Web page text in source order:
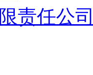
责任公